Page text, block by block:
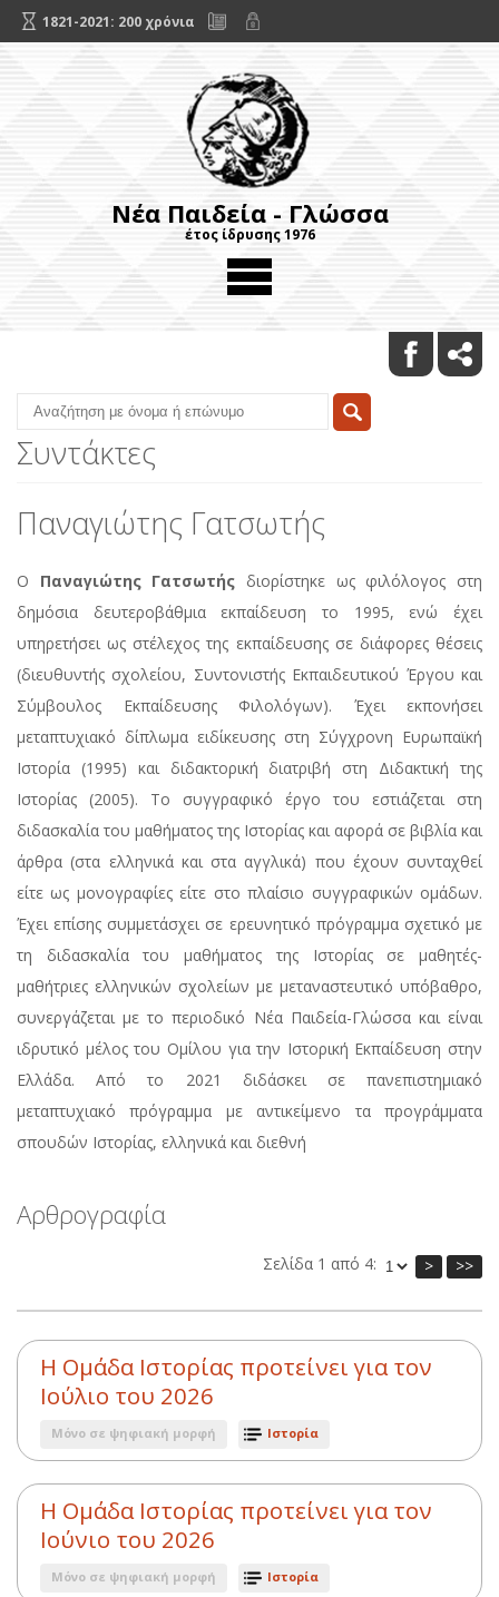
1821-2021: 200 χρόνια
Νέα Παιδεία - Γλώσσα
έτος ίδρυσης 1976
Συντάκτες
Παναγιώτης Γατσωτής
Ο Παναγιώτης Γατσωτής διορίστηκε ως φιλόλογος στη
δημόσια δευτεροβάθμια εκπαίδευση το 1995, ενώ έχει
υπηρετήσει ως στέλεχος της εκπαίδευσης σε διάφορες θέσεις
(διευθυντής σχολείου, Συντονιστής Εκπαιδευτικού Έργου και
Σύμβουλος Εκπαίδευσης Φιλολόγων). Έχει εκπονήσει
μεταπτυχιακό δίπλωμα ειδίκευσης στη Σύγχρονη Ευρωπαϊκή
Ιστορία (1995) και διδακτορική διατριβή στη Διδακτική της
Ιστορίας (2005). Το συγγραφικό έργο του εστιάζεται στη
διδασκαλία του μαθήματος της Ιστορίας και αφορά σε βιβλία και
άρθρα (στα ελληνικά και στα αγγλικά) που έχουν συνταχθεί
είτε ως μονογραφίες είτε στο πλαίσιο συγγραφικών ομάδων.
Έχει επίσης συμμετάσχει σε ερευνητικό πρόγραμμα σχετικό με
τη διδασκαλία του μαθήματος της Ιστορίας σε μαθητές-
μαθήτριες ελληνικών σχολείων με μεταναστευτικό υπόβαθρο,
συνεργάζεται με το περιοδικό Νέα Παιδεία-Γλώσσα και είναι
ιδρυτικό μέλος του Ομίλου για την Ιστορική Εκπαίδευση στην
Ελλάδα. Από το 2021 διδάσκει σε πανεπιστημιακό
μεταπτυχιακό πρόγραμμα με αντικείμενο τα προγράμματα
σπουδών Ιστορίας, ελληνικά και διεθνή
Αρθρογραφία
Σελίδα 1 από 4: > >>
Η Ομάδα Ιστορίας προτείνει για τον
Ιούλιο του 2026
Μόνο σε ψηφιακή μορφή Ιστορία
Η Ομάδα Ιστορίας προτείνει για τον
Ιούνιο του 2026
Μόνο σε ψηφιακή μορφή Ιστορία